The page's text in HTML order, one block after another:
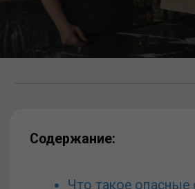
Содержание:
Что такое опасные операции в
Как выявить опасные